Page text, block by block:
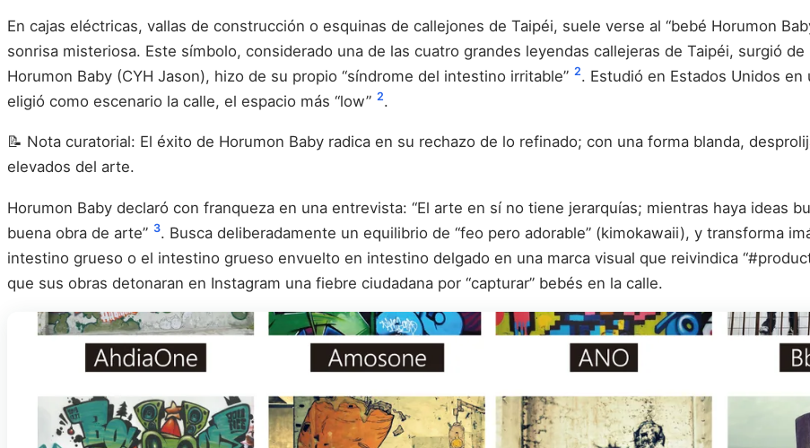
En cajas eléctricas, vallas de construcción o esquinas de callejones de Taipéi, suele verse al “bebé Horumon
sonrisa misteriosa. Este símbolo, considerado una de las cuatro grandes leyendas callejeras de Taipéi, surgió
Horumon Baby (CYH Jason), hizo de su propio “síndrome del intestino irritable” 2. Estudió en Estados Unidos
eligió como escenario la calle, el espacio más “low” 2.
📝 Nota curatorial: El éxito de Horumon Baby radica en su rechazo de lo refinado; con una forma blanda,
elevados del arte.
Horumon Baby declaró con franqueza en una entrevista: “El arte en sí no tiene jerarquías; mientras haya ideas
buena obra de arte” 3. Busca deliberadamente un equilibrio de “feo pero adorable” (kimokawaii), y transforma
intestino grueso o el intestino grueso envuelto en intestino delgado en una marca visual que reivindica
que sus obras detonaran en Instagram una fiebre ciudadana por “capturar” bebés en la calle.